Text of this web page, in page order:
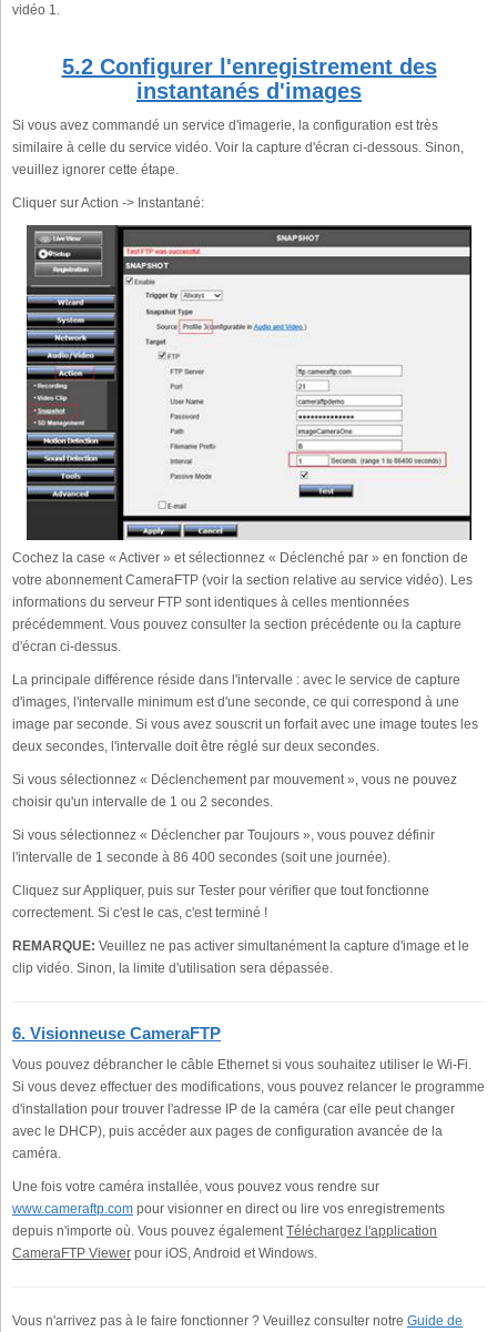
vidéo 1.
5.2 Configurer l'enregistrement des
instantanés d'images
Si vous avez commandé un service d'imagerie, la configuration est très
similaire à celle du service vidéo. Voir la capture d'écran ci-dessous. Sinon,
veuillez ignorer cette étape.
Cliquer sur Action -> Instantané:
Cochez la case « Activer » et sélectionnez « Déclenché par » en fonction de
votre abonnement CameraFTP (voir la section relative au service vidéo). Les
informations du serveur FTP sont identiques à celles mentionnées
précédemment. Vous pouvez consulter la section précédente ou la capture
d'écran ci-dessus.
La principale différence réside dans l'intervalle : avec le service de capture
d'images, l'intervalle minimum est d'une seconde, ce qui correspond à une
image par seconde. Si vous avez souscrit un forfait avec une image toutes les
deux secondes, l'intervalle doit être réglé sur deux secondes.
Si vous sélectionnez « Déclenchement par mouvement », vous ne pouvez
choisir qu'un intervalle de 1 ou 2 secondes.
Si vous sélectionnez « Déclencher par Toujours », vous pouvez définir
l'intervalle de 1 seconde à 86 400 secondes (soit une journée).
Cliquez sur Appliquer, puis sur Tester pour vérifier que tout fonctionne
correctement. Si c'est le cas, c'est terminé !
REMARQUE: Veuillez ne pas activer simultanément la capture d'image et le
clip vidéo. Sinon, la limite d'utilisation sera dépassée.
6. Visionneuse CameraFTP
Vous pouvez débrancher le câble Ethernet si vous souhaitez utiliser le Wi-Fi.
Si vous devez effectuer des modifications, vous pouvez relancer le programme
d'installation pour trouver l'adresse IP de la caméra (car elle peut changer
avec le DHCP), puis accéder aux pages de configuration avancée de la
caméra.
Une fois votre caméra installée, vous pouvez vous rendre sur
www.cameraftp.com pour visionner en direct ou lire vos enregistrements
depuis n'importe où. Vous pouvez également Téléchargez l'application
CameraFTP Viewer pour iOS, Android et Windows.
Vous n'arrivez pas à le faire fonctionner ? Veuillez consulter notre Guide de